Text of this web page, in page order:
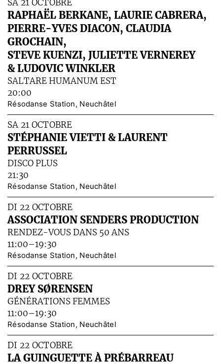
SA 21 OCTOBRE
RAPHAËL BERKANE, LAURIE CABRERA,
PIERRE-YVES DIACON, CLAUDIA
GROCHAIN,
STEVE KUENZI, JULIETTE VERNEREY
& LUDOVIC WINKLER
SALTARE HUMANUM EST
20:00
Résodanse Station, Neuchâtel
SA 21 OCTOBRE
STÉPHANIE VIETTI & LAURENT
PERRUSSEL
DISCO PLUS
21:30
Résodanse Station, Neuchâtel
DI 22 OCTOBRE
ASSOCIATION SENDERS PRODUCTION
RENDEZ-VOUS DANS 50 ANS
11:00–19:30
Résodanse Station, Neuchâtel
DI 22 OCTOBRE
DREY SØRENSEN
GÉNÉRATIONS FEMMES
11:00–19:30
Résodanse Station, Neuchâtel
DI 22 OCTOBRE
LA GUINGUETTE À PRÉBARREAU